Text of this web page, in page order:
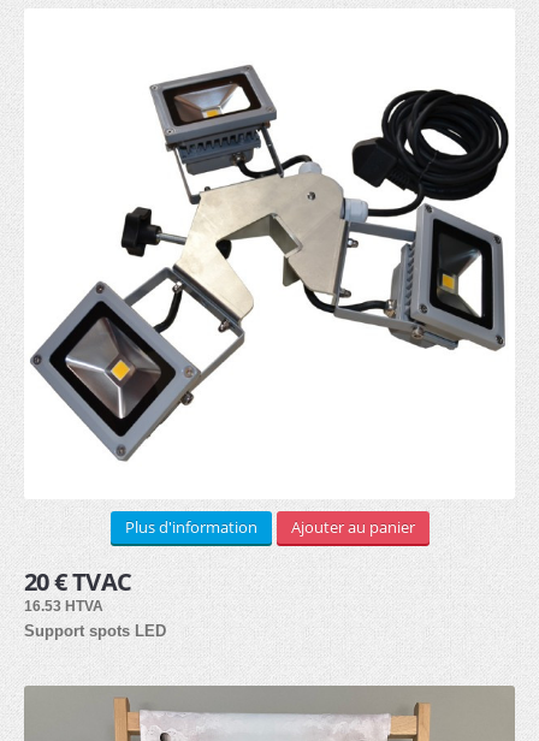
Sur mesure (1)
Bannière pourtour toit (5)
Demi mur imprimé (3)
RECTO (5)
RECTO VERSO (3)
Arches gonflables (1)
Barrière publicitaire
Armature (3)
Bâche PVC (6)
Impression
Bâche PVC (6)
Autocollants (3)
Tissu (3)
Panneau alvéolaire (3)
Plus d'information Ajouter au panier
20 € TVAC
16.53 HTVA
Support spots LED